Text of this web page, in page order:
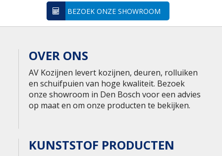
BEZOEK ONZE SHOWROOM
OVER ONS
AV Kozijnen levert kozijnen, deuren, rolluiken
en schuifpuien van hoge kwaliteit. Bezoek
onze showroom in Den Bosch voor een advies
op maat en om onze producten te bekijken.
KUNSTSTOF PRODUCTEN